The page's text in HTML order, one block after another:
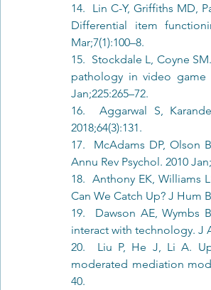
14.  Lin C-Y, Griffiths MD,
Differential item
Mar;7(1):100–8.
15.  Stockdale L, Coyne
pathology in video game
Jan;225:265–72.
16.  Aggarwal S,
2018;64(3):131.
17.  McAdams DP, Olson
Annu Rev Psychol. 2010
18.  Anthony EK, Williams
Can We Catch Up? J Hum
19.  Dawson AE, Wymbs
interact with technology. J
20.  Liu P, He J, Li A.
moderated mediation
40.